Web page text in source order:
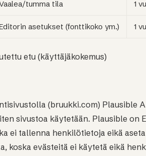
tumma tila 1
asetukset (fonttikoko ym.) 1
etu (käyttäjäkokemus)
(bruukki.com) Plausible
sivustoa käytetään. Plausible on
ei tallenna henkilötietoja eikä
koska evästeitä ei käytetä eikä